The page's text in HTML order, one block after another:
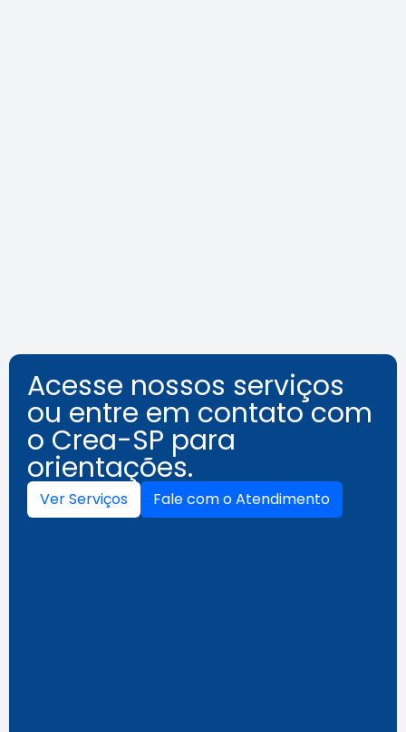
Acesse nossos serviços
ou entre em contato com
o Crea-SP para
orientações.
Ver Serviços Fale com o Atendimento